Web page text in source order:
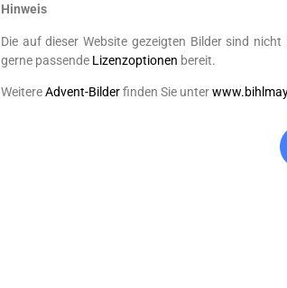
Hinweis
Die auf dieser Website gezeigten Bilder sind
gerne passende Lizenzoptionen bereit.
WeitereAdvent-Bilderfinden Sie unter